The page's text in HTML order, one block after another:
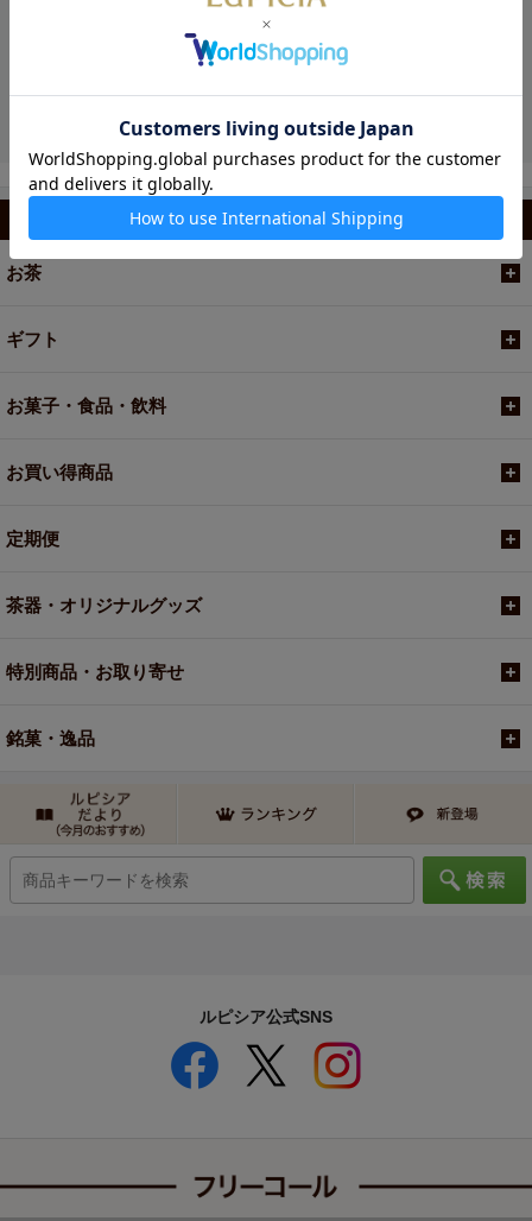
お電話でのご注文・お問い合わせ
カテゴリから選ぶ
お茶
ギフト
お菓子・食品・飲料
お買い得商品
定期便
茶器・オリジナルグッズ
特別商品・お取り寄せ
銘菓・逸品
ルピシア公式SNS